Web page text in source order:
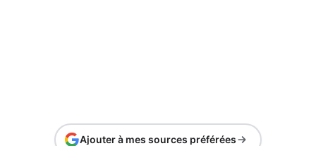
Ajouter à mes sources préférées